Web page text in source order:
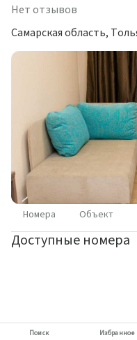
Нет отзывов
Номера Объект
Доступные номера
Поиск Избранное